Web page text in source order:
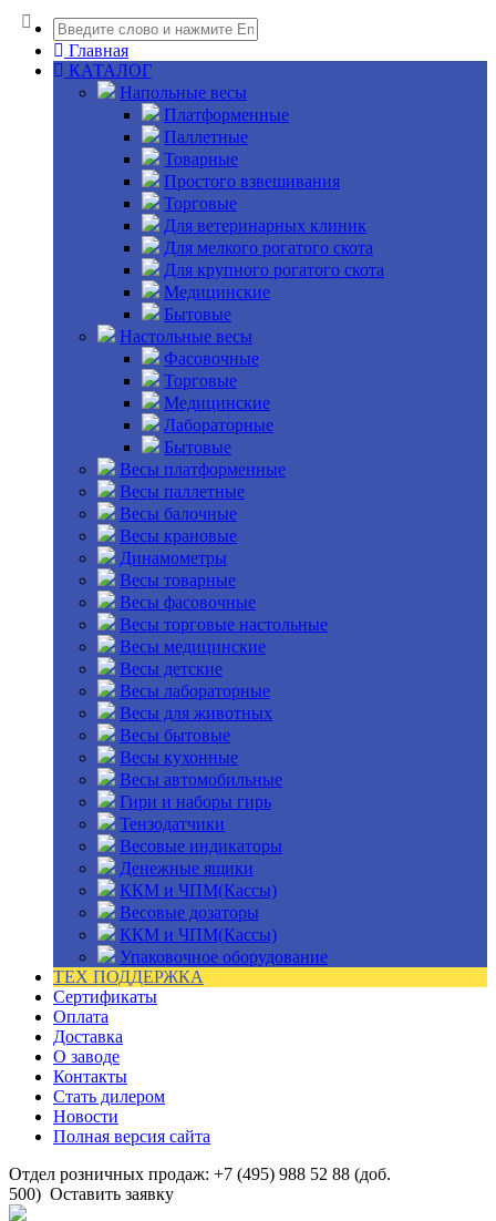
Главная
КАТАЛОГ
Напольные весы
Платформенные
Паллетные
Товарные
Простого взвешивания
Торговые
Для ветеринарных клиник
Для мелкого рогатого скота
Для крупного рогатого скота
Медицинские
Бытовые
Настольные весы
Фасовочные
Торговые
Медицинские
Лабораторные
Бытовые
Весы платформенные
Весы паллетные
Весы балочные
Весы крановые
Динамометры
Весы товарные
Весы фасовочные
Весы торговые настольные
Весы медицинские
Весы детские
Весы лабораторные
Весы для животных
Весы бытовые
Весы кухонные
Весы автомобильные
Гири и наборы гирь
Тензодатчики
Весовые индикаторы
Денежные ящики
ККМ и ЧПМ(Кассы)
Весовые дозаторы
ККМ и ЧПМ(Кассы)
Упаковочное оборудование
ТЕХ ПОДДЕРЖКА
Сертификаты
Оплата
Доставка
О заводе
Контакты
Стать дилером
Новости
Полная версия сайта
Отдел розничных продаж: +7 (495) 988 52 88 (доб.
500) Оставить заявку